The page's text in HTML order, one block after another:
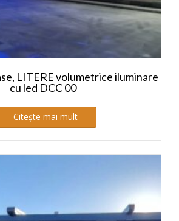
LITERE volumetrice iluminare
cu led DCC 00
Citește mai mult